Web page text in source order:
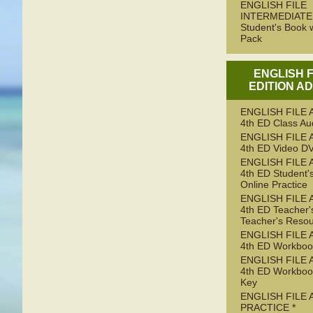
ENGLISH FILE
Student's Book
Pack
ENGLISH
EDITION
ENGLISH FILE
4th ED Class
ENGLISH FILE
4th ED Video
ENGLISH FILE
4th ED
Online Practice
ENGLISH FILE
4th ED
Teacher's
ENGLISH FILE
4th ED
ENGLISH FILE
4th ED
Key
ENGLISH FILE
PRACTICE *